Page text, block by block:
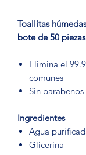
Toallitas
bote de 50 piezas
Elimina el
comunes
Sin
Ingredientes
Agua
Glicerina